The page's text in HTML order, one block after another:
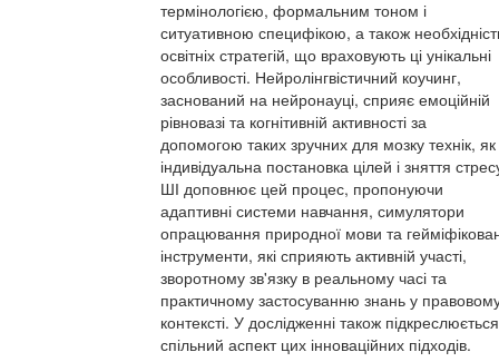
термінологією, формальним тоном і
ситуативною специфікою, а також
освітніх стратегій, що враховують ці унікальні
особливості. Нейролінгвістичний коучинг,
заснований на нейронауці, сприяє емоційній
рівновазі та когнітивній активності за
допомогою таких зручних для мозку технік, як
індивідуальна постановка цілей і зняття
ШІ доповнює цей процес, пропонуючи
адаптивні системи навчання, симулятори
опрацювання природної мови та
інструменти, які сприяють активній участі,
зворотному зв'язку в реальному часі та
практичному застосуванню знань у
контексті. У дослідженні також підкреслюється
спільний аспект цих інноваційних підходів.